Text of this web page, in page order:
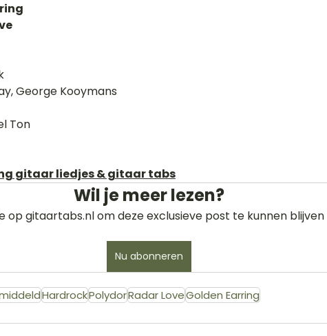
George Kooymans
Ton
gitaar liedjes & gitaar tabs
Wil je meer lezen?
op gitaartabs.nl om deze exclusieve post te kunnen blijven
Nu abonneren
HardrockPolydorRadar LoveGolden Earring